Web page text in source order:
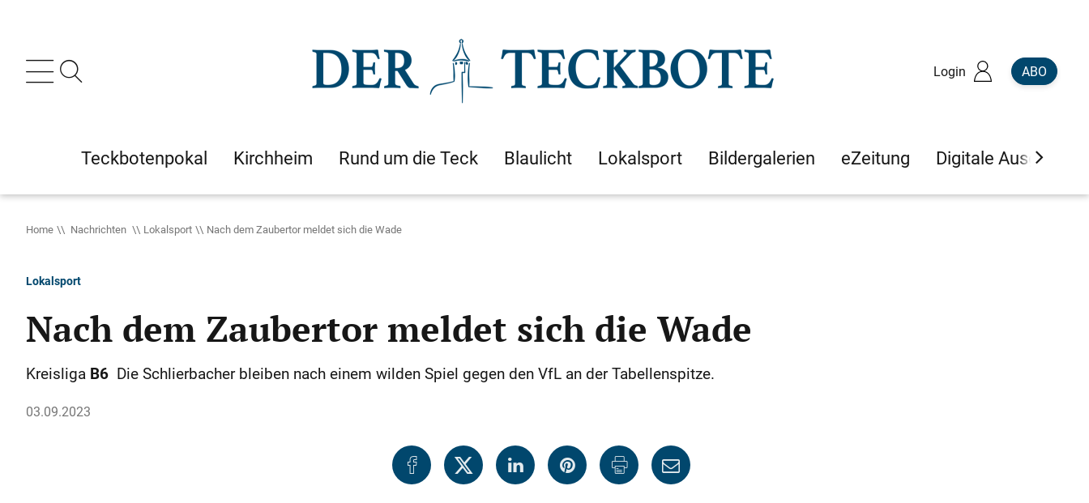
Login ABO
Teckbotenpokal Kirchheim Rund um die Teck Blaulicht Lokalsport Bildergalerien eZeitung Digitale Ausgaben
Home Nachrichten Lokalsport Nach dem Zaubertor meldet sich die Wade
Lokalsport
Nach dem Zaubertor meldet sich die Wade
Kreisliga B6 Die Schlierbacher bleiben nach einem wilden Spiel gegen den VfL an der Tabellenspitze.
03.09.2023